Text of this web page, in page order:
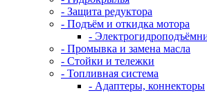
- Защита редуктора
- Подъём и откидка мотора
-
- Промывка и замена масла
- Стойки и тележки
- Топливная система
- Адаптеры, коннекторы